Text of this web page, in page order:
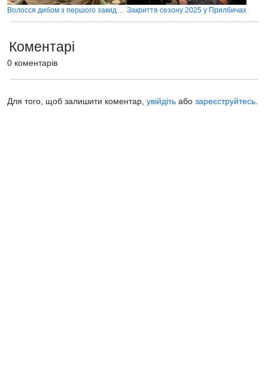
Волосся дибом з першого закиду Прилбичі Закриття сезону 2025 у Прилбичах
Коментарі
0 коментарів
Для того, щоб залишити коментар, увійдіть або зареєструйтесь